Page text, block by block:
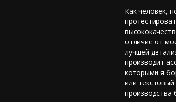
Как человек,
отличие от
лучшей
производит
которыми я
или
производства